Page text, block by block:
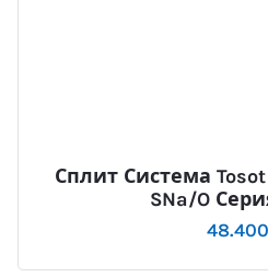
Сплит Система Tosot
SNa/O
48.400